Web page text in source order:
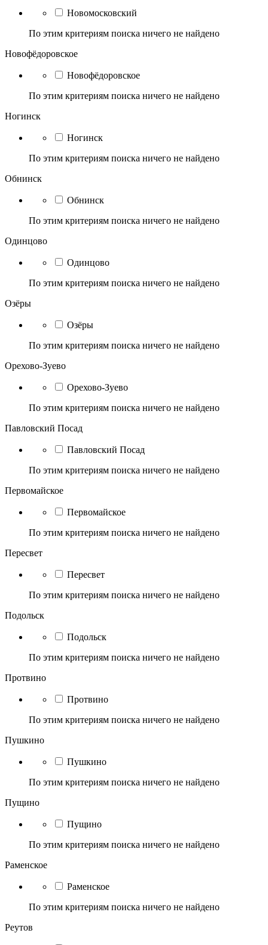
Новомосковский
По этим критериям поиска ничего не найдено
Новофёдоровское
Новофёдоровское
По этим критериям поиска ничего не найдено
Ногинск
Ногинск
По этим критериям поиска ничего не найдено
Обнинск
Обнинск
По этим критериям поиска ничего не найдено
Одинцово
Одинцово
По этим критериям поиска ничего не найдено
Озёры
Озёры
По этим критериям поиска ничего не найдено
Орехово-Зуево
Орехово-Зуево
По этим критериям поиска ничего не найдено
Павловский Посад
Павловский Посад
По этим критериям поиска ничего не найдено
Первомайское
Первомайское
По этим критериям поиска ничего не найдено
Пересвет
Пересвет
По этим критериям поиска ничего не найдено
Подольск
Подольск
По этим критериям поиска ничего не найдено
Протвино
Протвино
По этим критериям поиска ничего не найдено
Пушкино
Пушкино
По этим критериям поиска ничего не найдено
Пущино
Пущино
По этим критериям поиска ничего не найдено
Раменское
Раменское
По этим критериям поиска ничего не найдено
Реутов